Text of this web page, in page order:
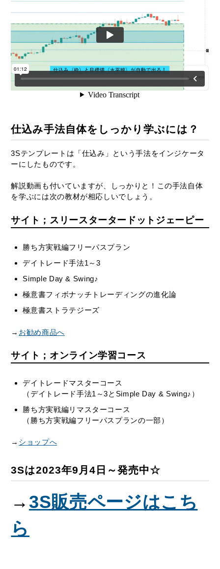
仕込み手法自体をしっかり学ぶには？
3Sテンプレートは「仕込み」という手法をインジケータ
ーにしたものです。
解説動画も付いていますが、しっかりと！この手法自体
を学ぶには次の教材が相応しいでしょう。
サイト；スリースタータードットジェーピー
勝ち方実戦編フリーパスプラン
デイトレード手法1～3
Simple Day & Swing♪
極意書フィボナッチトレーディングの進化論
極意書ストラテジーズ
→ お勧め商品へ
サイト；オンライン学習コース
デイトレードマスターコース
（デイトレード手法1～3とSimple Day & Swing♪）
勝ち方実戦編リマスターコース
（勝ち方実戦編フリーパスプランの一部）
→ ショップへ
3Sは2023年9月4日～発売中☆
→ 3S販売ページはこち
ら